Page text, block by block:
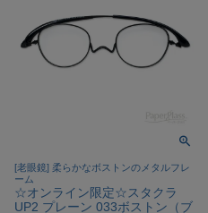
[老眼鏡] 柔らかなボストンのメタルフレ
ーム
☆オンライン限定☆スタクラ
UP2 プレーン 033ボストン（ブ